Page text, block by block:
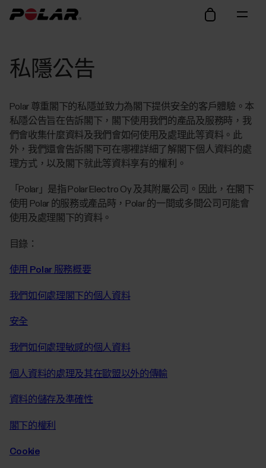
私隱公告
Polar 尊重閣下的私隱並致力為閣下提供安全的客戶體驗。本
私隱公告旨在告訴閣下，閣下使用我們的產品及服務時，我
們會收集什麼資料及我們會如何使用及處理此等資料。此
外，我們還會告訴閣下可在哪裡詳細了解閣下個人資料的處
理方式，以及閣下就此等資料享有的權利。
「Polar」是指 Polar Electro Oy 及其附屬公司。因此，在閣下
使用 Polar 的服務或產品時，Polar 的一間或多間公司可能會
使用及處理閣下的資料。
目錄：
使用 Polar 服務概要
我們如何處理閣下的個人資料
安全
我們如何處理敏感的個人資料
個人資料的處理及其在歐盟以外的傳輸
資料的儲存及準確性
閣下的權利
Cookie